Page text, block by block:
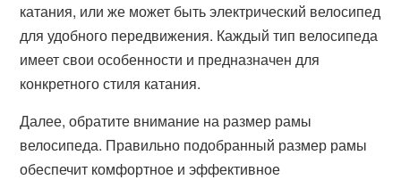
катания, или же может быть электрический велосипед
для удобного передвижения. Каждый тип велосипеда
имеет свои особенности и предназначен для
конкретного стиля катания.
Далее, обратите внимание на размер рамы
велосипеда. Правильно подобранный размер рамы
обеспечит комфортное и эффективное